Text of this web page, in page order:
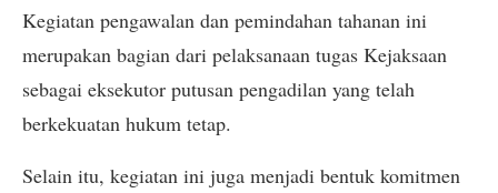
Kegiatan pengawalan dan pemindahan tahanan ini
merupakan bagian dari pelaksanaan tugas Kejaksaan
sebagai eksekutor putusan pengadilan yang telah
berkekuatan hukum tetap.
Selain itu, kegiatan ini juga menjadi bentuk komitmen